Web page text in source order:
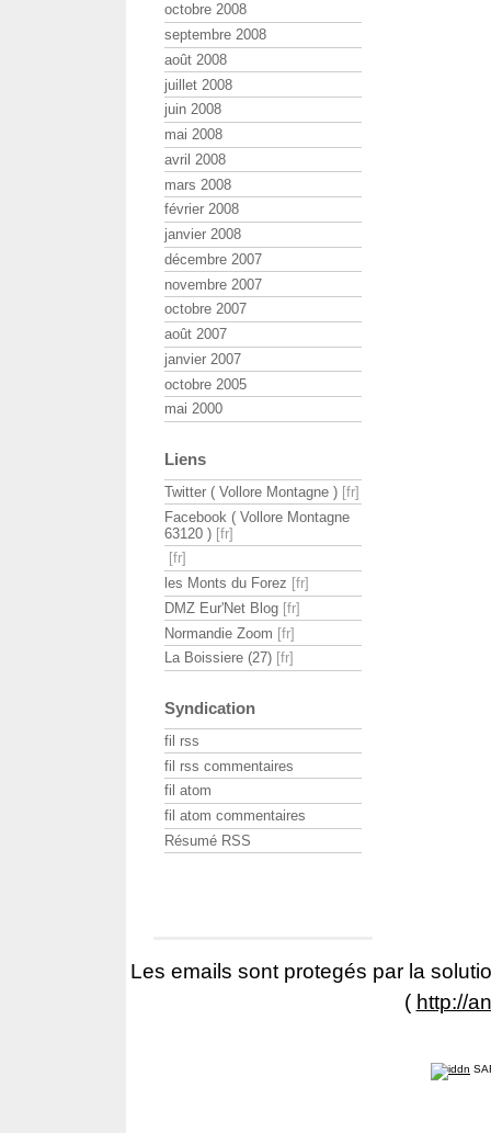
octobre 2008
septembre 2008
août 2008
juillet 2008
juin 2008
mai 2008
avril 2008
mars 2008
février 2008
janvier 2008
décembre 2007
novembre 2007
octobre 2007
août 2007
janvier 2007
octobre 2005
mai 2000
Liens
Twitter ( Vollore Montagne )
Facebook ( Vollore Montagne
63120 )
les Monts du Forez
DMZ Eur'Net Blog
Normandie Zoom
La Boissiere (27)
Syndication
fil rss
fil rss commentaires
fil atom
fil atom commentaires
Résumé RSS
Les emails sont protegés par la
( http://